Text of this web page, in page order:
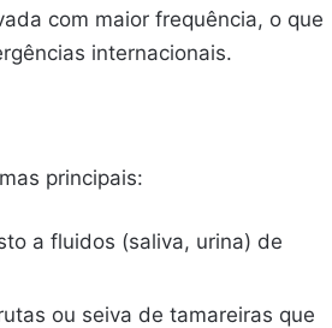
com maior frequência, o que
internacionais.
principais:
a fluidos (saliva, urina) de
ou seiva de tamareiras que